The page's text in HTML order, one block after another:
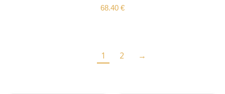
68.40 €
1 2 →